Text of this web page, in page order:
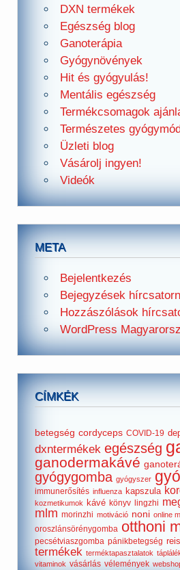
DXN termékek
Egészség blog
Ganoterápia
Gyógynövények
Hit és gyógyulás!
Mentális egészség
Termékcsomagok
Természetes
Üzleti blog
Vásárolj ingyen!
Videók
META
Bejelentkezés
Bejegyzések
Hozzászólások
WordPress
CÍMKÉK
betegség cordyceps COVID-19
dxntermékek egészség
ganodermakávé
gyógygomba gyógyszer
immunerősítés influenza kapszula
kozmetikumok kávé könyv lingzhi
mlm morinzhi motiváció noni online
oroszlánsörénygomba otthoni
pecsétviaszgomba pánikbetegség
termékek terméktapasztalatok
vitaminok vásárlás vélemények